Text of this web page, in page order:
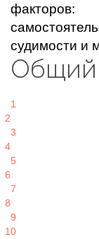
судимости и
Общий
1
2
3
4
5
6
7
8
9
10